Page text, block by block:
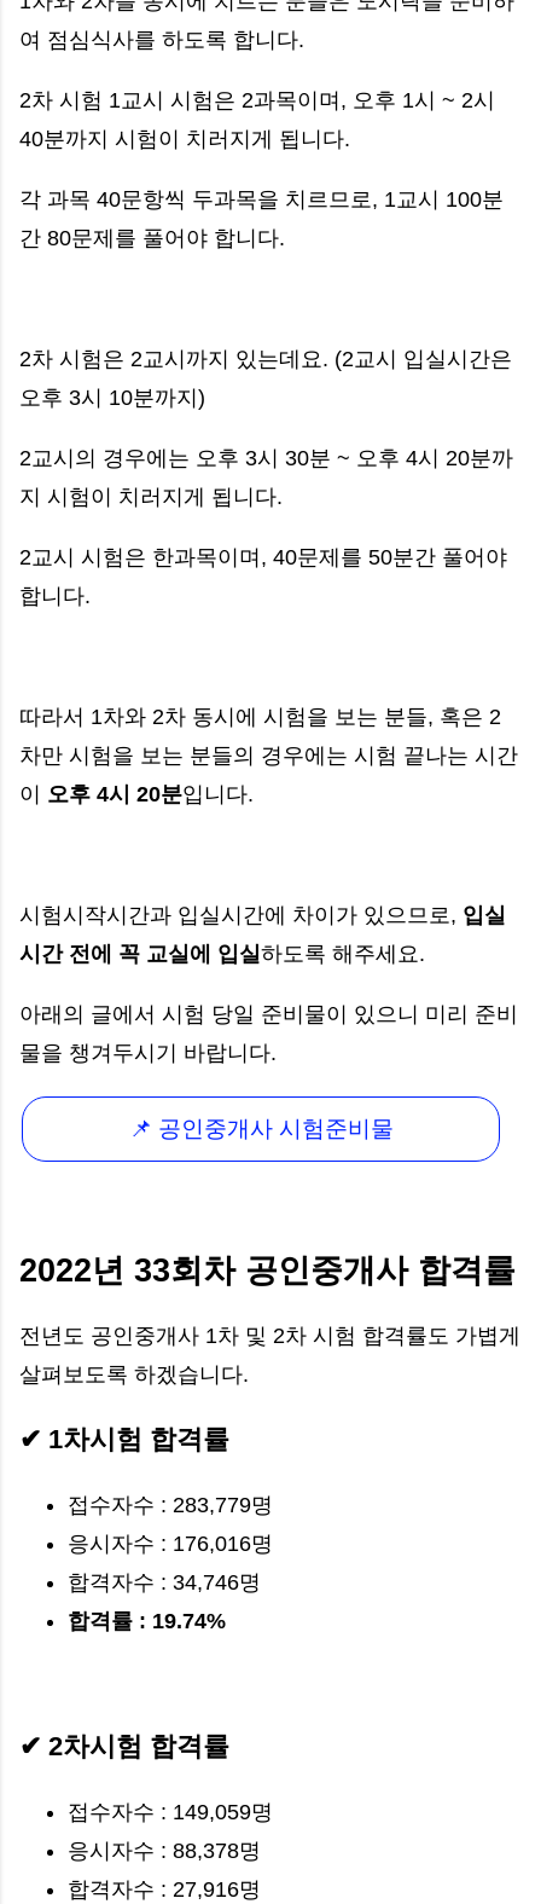
여 점심식사를 하도록 합니다.
2차 시험 1교시 시험은 2과목이며, 오후 1시 ~ 2시
40분까지 시험이 치러지게 됩니다.
각 과목 40문항씩 두과목을 치르므로, 1교시 100분
간 80문제를 풀어야 합니다.
2차 시험은 2교시까지 있는데요. (2교시 입실시간은
오후 3시 10분까지)
2교시의 경우에는 오후 3시 30분 ~ 오후 4시 20분까
지 시험이 치러지게 됩니다.
2교시 시험은 한과목이며, 40문제를 50분간 풀어야
합니다.
따라서 1차와 2차 동시에 시험을 보는 분들, 혹은 2
차만 시험을 보는 분들의 경우에는 시험 끝나는 시간
이 오후 4시 20분입니다.
시험시작시간과 입실시간에 차이가 있으므로, 입실
시간 전에 꼭 교실에 입실 하도록 해주세요.
아래의 글에서 시험 당일 준비물이 있으니 미리 준비
물을 챙겨두시기 바랍니다.
📌 공인중개사 시험준비물
2022년 33회차 공인중개사 합격률
전년도 공인중개사 1차 및 2차 시험 합격률도 가볍게
살펴보도록 하겠습니다.
✔ 1차시험 합격률
접수자수 : 283,779명
응시자수 : 176,016명
합격자수 : 34,746명
합격률 : 19.74%
✔ 2차시험 합격률
접수자수 : 149,059명
응시자수 : 88,378명
합격자수 : 27,916명